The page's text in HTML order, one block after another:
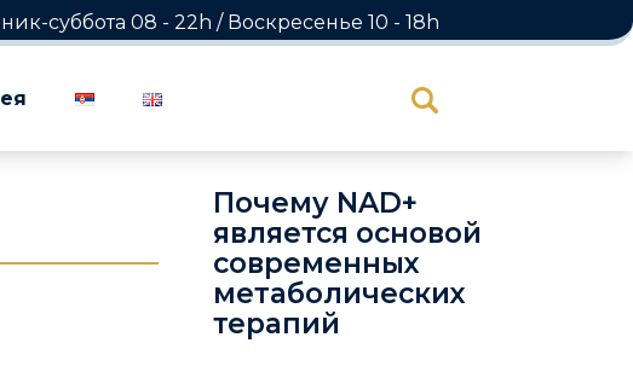
суббота 08 - 22h / Воскресенье 10 - 18h
Почему NAD+
является основой
современных
метаболических
терапий